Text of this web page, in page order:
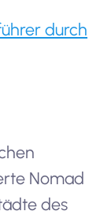
durch
Nomad
des